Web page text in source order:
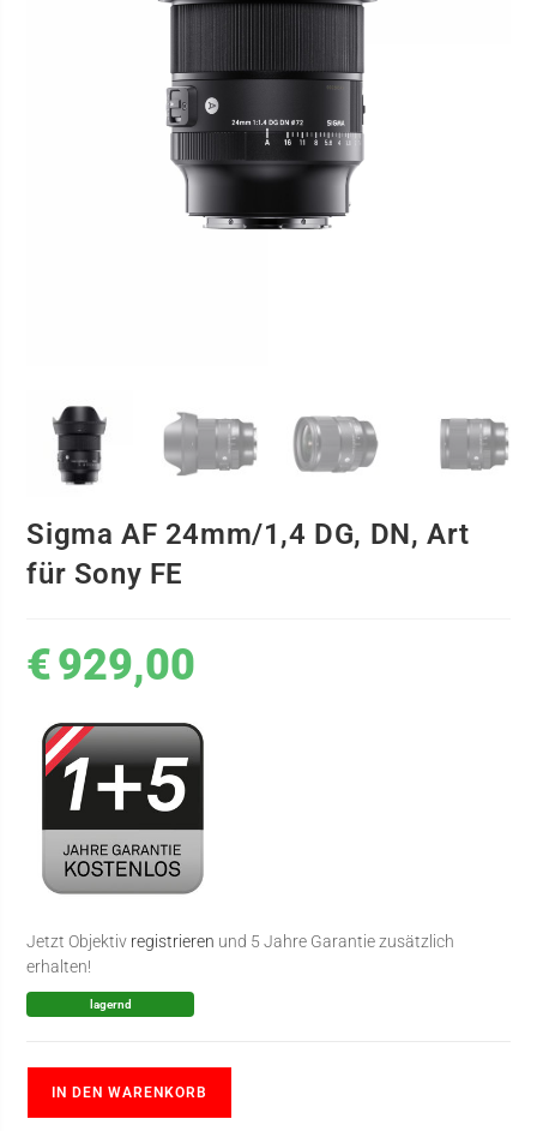
Sigma AF 24mm/1,4 DG, DN, Art
für Sony FE
€929,00
Jetzt Objektiv registrieren und 5 Jahre Garantie zusätzlich
erhalten!
lagernd
IN DEN WARENKORB